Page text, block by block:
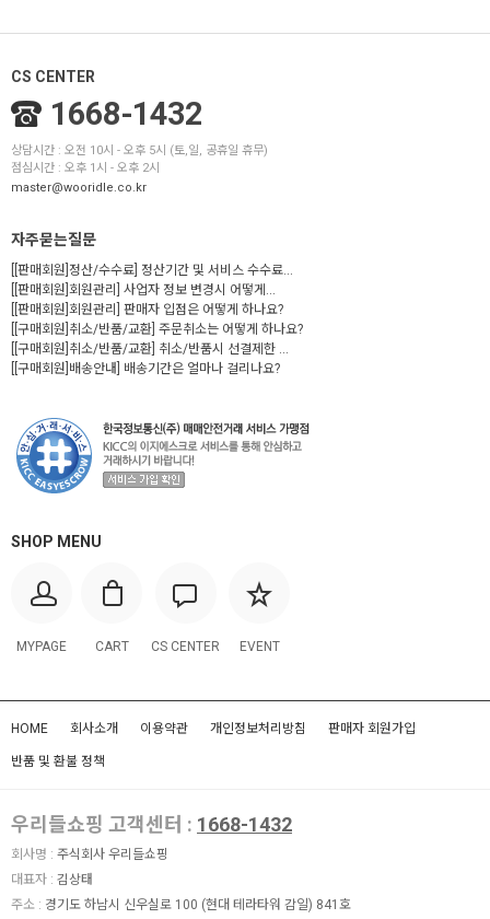
CS CENTER
1668-1432
상담시간 : 오전 10시 - 오후 5시 (토,일, 공휴일 휴무)
점심시간 : 오후 1시 - 오후 2시
master@wooridle.co.kr
자주묻는질문
[[판매회원]정산/수수료] 정산기간 및 서비스 수수료...
[[판매회원]회원관리] 사업자 정보 변경시 어떻게...
[[판매회원]회원관리] 판매자 입점은 어떻게 하나요?
[[구매회원]취소/반품/교환] 주문취소는 어떻게 하나요?
[[구매회원]취소/반품/교환] 취소/반품시 선결제한 ...
[[구매회원]배송안내] 배송기간은 얼마나 걸리나요?
SHOP MENU
MYPAGE CART CS CENTER EVENT
HOME 회사소개 이용약관 개인정보처리방침 판매자 회원가입
반품 및 환불 정책
우리들쇼핑 고객센터 : 1668-1432
회사명 : 주식회사 우리들쇼핑
대표자 : 김상태
주소 : 경기도 하남시 신우실로 100 (현대 테라타워 감일) 841호